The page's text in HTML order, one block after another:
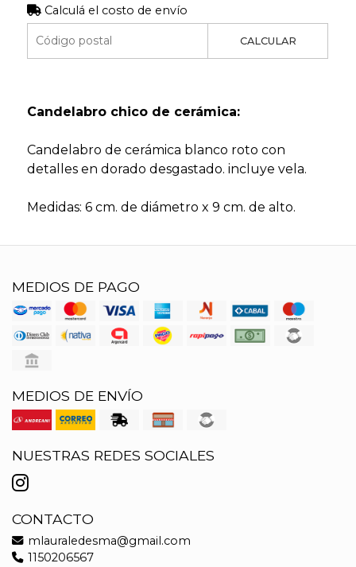
Calculá el costo de envío
CALCULAR
Candelabro chico de cerámica:
Candelabro de cerámica blanco roto con
detalles en dorado desgastado. incluye vela.
Medidas: 6 cm. de diámetro x 9 cm. de alto.
MEDIOS DE PAGO
MEDIOS DE ENVÍO
NUESTRAS REDES SOCIALES
CONTACTO
mlauraledesma@gmail.com
1150206567